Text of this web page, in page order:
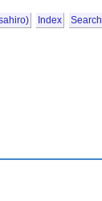
Index Search